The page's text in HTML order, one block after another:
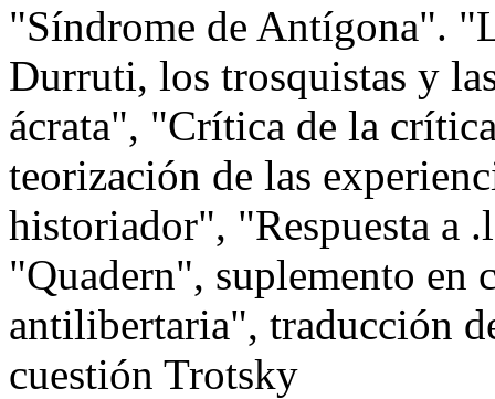
"Síndrome de Antígona".
Durruti, los trosquistas y
ácrata", "Crítica de la
teorización de las
historiador", "Respuesta a
"Quadern", suplemento en
antilibertaria", traducción
cuestión Trotsky